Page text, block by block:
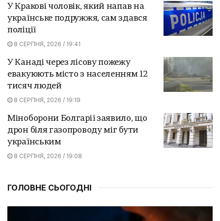
У Кракові чоловік, який напав на
українське подружжя, сам здався
поліції
8 СЕРПНЯ, 2026 / 19:41
У Канаді через лісову пожежу
евакуюють місто з населенням 12
тисяч людей
8 СЕРПНЯ, 2026 / 19:19
Міноборони Болгарії заявило, що
дрон біля газопроводу міг бути
українським
8 СЕРПНЯ, 2026 / 19:08
ГОЛОВНЕ СЬОГОДНІ